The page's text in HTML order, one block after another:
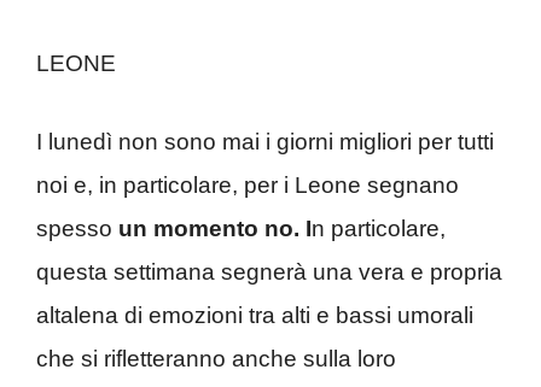
LEONE
I lunedì non sono mai i giorni migliori per tutti
noi e, in particolare, per i Leone segnano
spesso un momento no. In particolare,
questa settimana segnerà una vera e propria
altalena di emozioni tra alti e bassi umorali
che si rifletteranno anche sulla loro